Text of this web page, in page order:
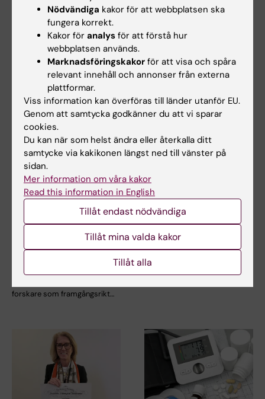
Relaterade artiklar
17 jun 2026
Pär Nordlund tilldelas
Priset för innovation
och nyttiggörande
2026
Pär Nordlund är en
forskare som framgångsrikt…
4 maj 2026
Ny behandling med
färre biverkningar
minskade brösttäthet
Låga doser av det potentiella
läkemedlet endoxifen minskar
Nödvändiga kakor för att webbplatsen ska
fungera korrekt.
Kakor för analys för att förstå hur
webbplatsen används.
Marknadsföringskakor för att visa och spåra
relevant innehåll och annonser från externa
plattformar.
Viss information kan överföras till länder utanför EU.
Genom att samtycka godkänner du att vi sparar
cookies.
Du kan när som helst ändra eller återkalla ditt
samtycke via kakikonen längst ned till vänster på
sidan.
Mer information om våra kakor
Read this information in English
Tillåt endast nödvändiga
Tillåt mina valda kakor
Tillåt alla